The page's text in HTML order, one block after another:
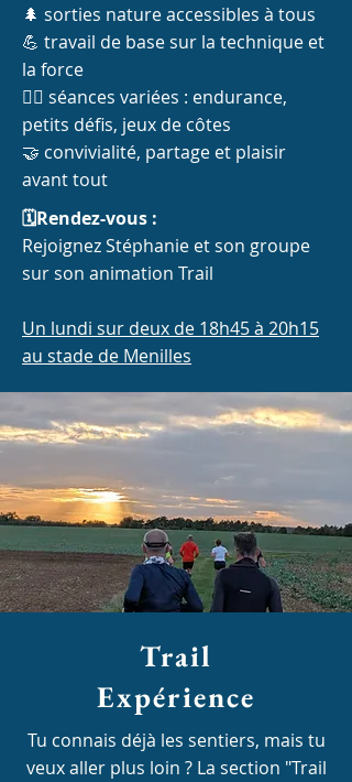
🌲 sorties nature accessibles à tous
💪 travail de base sur la technique et
la force
🏃‍♀️ séances variées : endurance,
petits défis, jeux de côtes
🤝 convivialité, partage et plaisir
avant tout
🗓️Rendez-vous :
Rejoignez Stéphanie et son groupe
sur son animation Trail
Un lundi sur deux de 18h45 à 20h15
au stade de Menilles
Trail
Expérience
Tu connais déjà les sentiers, mais tu
veux aller plus loin ? La section "Trail